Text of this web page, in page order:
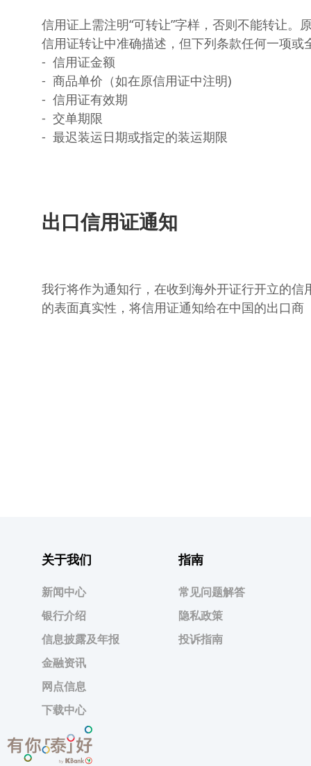
信用证上需注明“可转让”字样，否则不能转让。
信用证转让中准确描述，但下列条款任何一项或
- 信用证金额
- 商品单价（如在原信用证中注明)
- 信用证有效期
- 交单期限
- 最迟装运日期或指定的装运期限
出口信用证通知
我行将作为通知行，在收到海外开证行开立的信
的表面真实性，将信用证通知给在中国的出口商
关于我们
新闻中心
银行介绍
信息披露及年报
金融资讯
网点信息
下载中心
指南
常见问题解答
隐私政策
投诉指南